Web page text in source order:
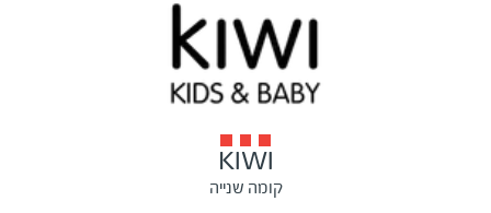
KIWI
קומה שנייה